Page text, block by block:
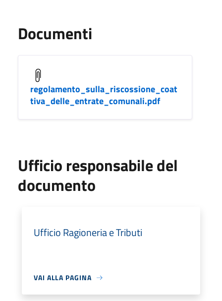
Documenti
regolamento_sulla_riscossione_coat
tiva_delle_entrate_comunali.pdf
Ufficio responsabile del
documento
Ufficio Ragioneria e Tributi
VAI ALLA PAGINA